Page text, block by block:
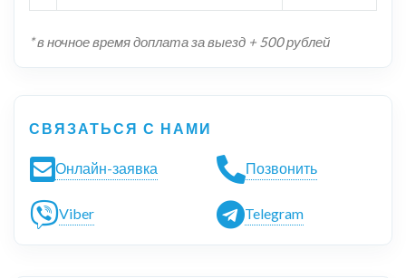
* в ночное время доплата за выезд + 500 рублей
СВЯЗАТЬСЯ С НАМИ
Онлайн-заявка Позвонить
Viber Telegram